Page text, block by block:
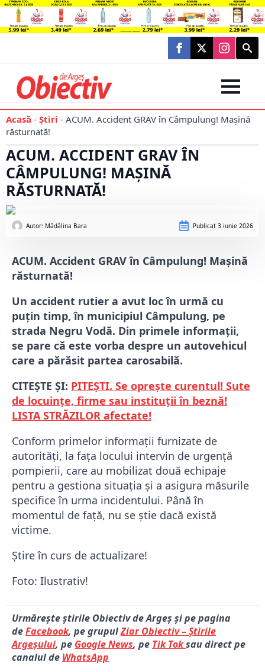
Search
for:
Acasă - Știri - ACUM. Accident GRAV în Câmpulung! Mașină
răsturnată!
ACUM. ACCIDENT GRAV ÎN
CÂMPULUNG! MAȘINĂ
RĂSTURNATĂ!
Autor: Mădălina Bara Publicat 3 iunie 2026
ACUM. Accident GRAV în Câmpulung! Mașină
răsturnată!
Un accident rutier a avut loc în urmă cu
puțin timp, în municipiul Câmpulung, pe
strada Negru Vodă. Din primele informații,
se pare că este vorba despre un autovehicul
care a părăsit partea carosabilă.
CITEȘTE ȘI: PITEȘTI. Se oprește curentul! Sute
de locuințe, firme sau instituții în beznă!
LISTA STRĂZILOR afectate!
Conform primelor informații furnizate de
autorități, la fața locului intervin de urgență
pompierii, care au mobilizat două echipaje
pentru a gestiona situația și a asigura măsurile
specifice în urma incidentului. Până în
momentul de față, nu se știe dacă există
victime.
Știre în curs de actualizare!
Foto: Ilustrativ!
Urmărește știrile Obiectiv de Argeș și pe pagina
deFacebook, pe grupulZiar Obiectiv – Știrile
Argeșului, pe Google News, pe Tik Toksau direct pe
canalul de WhatsApp